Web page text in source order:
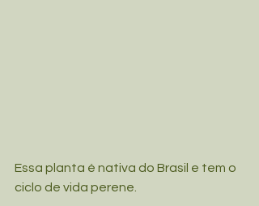
Essa planta é nativa do Brasil e tem o
ciclo de vida perene.